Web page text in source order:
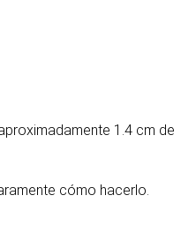
1.4 cm de
cómo hacerlo.